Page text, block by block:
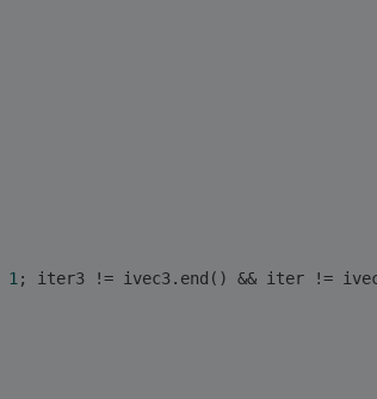
1 ; iter3 != ivec3.end() && iter !=